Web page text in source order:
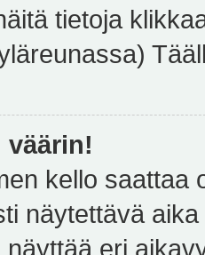
tietoja
väärin!
kello saattaa
näytettävä
näyttää eri